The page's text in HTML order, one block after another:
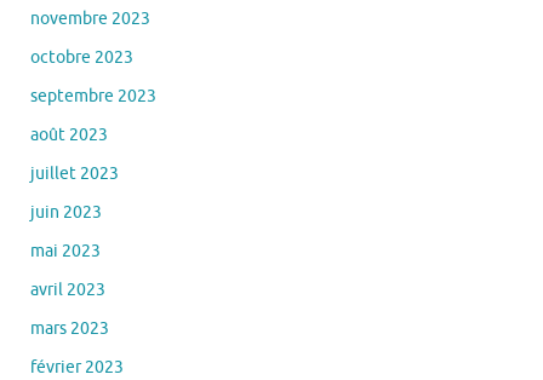
novembre 2023
octobre 2023
septembre 2023
août 2023
juillet 2023
juin 2023
mai 2023
avril 2023
mars 2023
février 2023